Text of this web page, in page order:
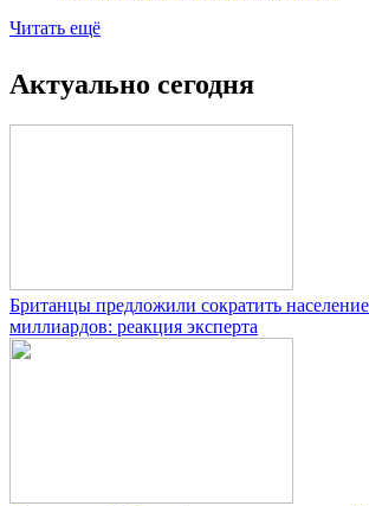
Читать ещё
Актуально сегодня
Британцы предложили сократить
миллиардов: реакция эксперта